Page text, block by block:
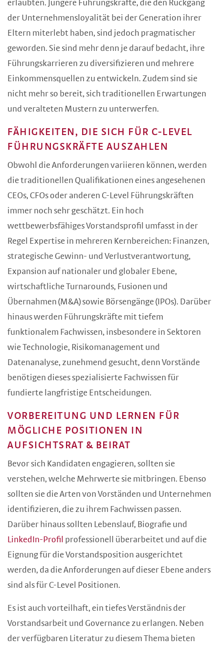
erlaubten. Jüngere Führungskräfte, die den Rückgang
der Unternehmensloyalität bei der Generation ihrer
Eltern miterlebt haben, sind jedoch pragmatischer
geworden. Sie sind mehr denn je darauf bedacht, ihre
Führungskarrieren zu diversifizieren und mehrere
Einkommensquellen zu entwickeln. Zudem sind sie
nicht mehr so bereit, sich traditionellen Erwartungen
und veralteten Mustern zu unterwerfen.
FÄHIGKEITEN, DIE SICH FÜR C-LEVEL
FÜHRUNGSKRÄFTE AUSZAHLEN
Obwohl die Anforderungen variieren können, werden
die traditionellen Qualifikationen eines angesehenen
CEOs, CFOs oder anderen C-Level Führungskräften
immer noch sehr geschätzt. Ein hoch
wettbewerbsfähiges Vorstandsprofil umfasst in der
Regel Expertise in mehreren Kernbereichen: Finanzen,
strategische Gewinn- und Verlustverantwortung,
Expansion auf nationaler und globaler Ebene,
wirtschaftliche Turnarounds, Fusionen und
Übernahmen (M&A) sowie Börsengänge (IPOs). Darüber
hinaus werden Führungskräfte mit tiefem
funktionalem Fachwissen, insbesondere in Sektoren
wie Technologie, Risikomanagement und
Datenanalyse, zunehmend gesucht, denn Vorstände
benötigen dieses spezialisierte Fachwissen für
fundierte langfristige Entscheidungen.
VORBEREITUNG UND LERNEN FÜR
MÖGLICHE POSITIONEN IN
AUFSICHTSRAT & BEIRAT
Bevor sich Kandidaten engagieren, sollten sie
verstehen, welche Mehrwerte sie mitbringen. Ebenso
sollten sie die Arten von Vorständen und Unternehmen
identifizieren, die zu ihrem Fachwissen passen.
Darüber hinaus sollten Lebenslauf, Biografie und
LinkedIn-Profil professionell überarbeitet und auf die
Eignung für die Vorstandsposition ausgerichtet
werden, da die Anforderungen auf dieser Ebene anders
sind als für C-Level Positionen.
Es ist auch vorteilhaft, ein tiefes Verständnis der
Vorstandsarbeit und Governance zu erlangen. Neben
der verfügbaren Literatur zu diesem Thema bieten